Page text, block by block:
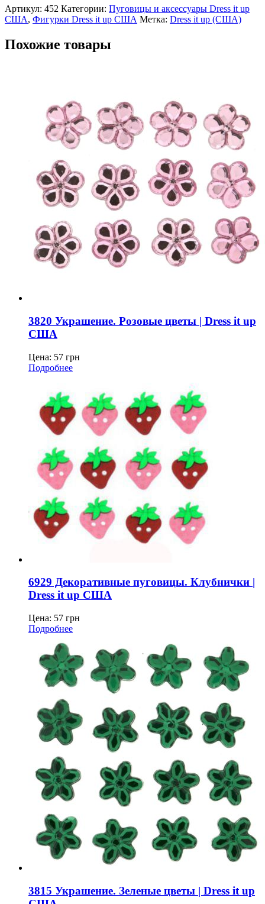
Артикул: 452 Категории: Пуговицы и аксессуары Dress it up
США, Фигурки Dress it up США Метка: Dress it up (США)
Похожие товары
3820 Украшение. Розовые цветы | Dress it up
США
Цена: 57 грн
Подробнее
6929 Декоративные пуговицы. Клубнички |
Dress it up США
Цена: 57 грн
Подробнее
3815 Украшение. Зеленые цветы | Dress it up